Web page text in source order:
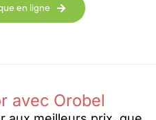
en ligne
avec Orobel